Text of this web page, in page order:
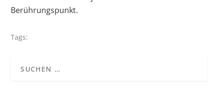
Berührungspunkt.
Tags: